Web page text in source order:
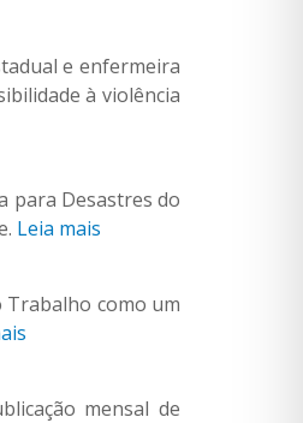
e enfermeira
à violência
para Desastres do
Leia mais
Trabalho como um
mensal de